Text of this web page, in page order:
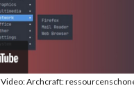
Video: Archcraft: